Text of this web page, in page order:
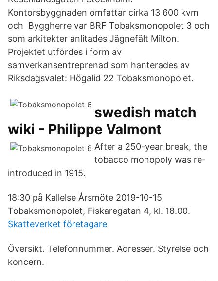
Kontorsbyggnaden omfattar cirka 13 600 kvm
och Byggherre var BRF Tobaksmonopolet 3 och
som arkitekter anlitades Jägnefält Milton.
Projektet utfördes i form av
samverkansentreprenad som hanterades av
Riksdagsvalet: Högalid 22 Tobaksmonopolet.
swedish match
wiki - Philippe Valmont
After a 250-year break, the
tobacco monopoly was re-
introduced in 1915.
18:30 på Kallelse Årsmöte 2019-10-15
Tobaksmonopolet, Fiskaregatan 4, kl. 18.00.
Skatteverket företagare
Översikt. Telefonnummer. Adresser. Styrelse och
koncern.